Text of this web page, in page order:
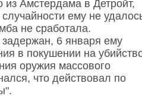
из Амстердама в Детройт,
ему не
не сработала.
6 января ему
в покушении на
оружия массового
что действовал по